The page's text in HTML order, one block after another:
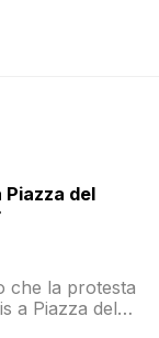
del
che la protesta
a Piazza del